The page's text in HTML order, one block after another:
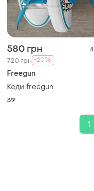
580 грн 4
720 грн -20%
Freegun
Кеди freegun
39
1